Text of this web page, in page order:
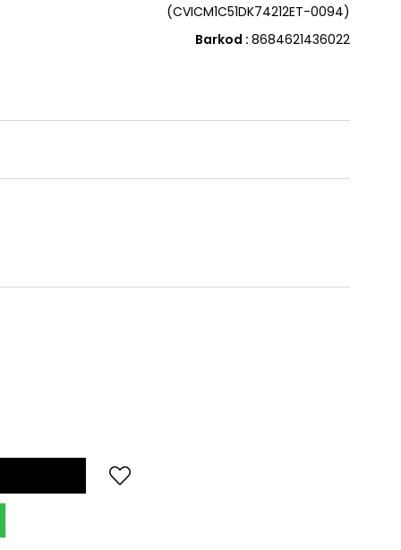
(CVICM1C51DK74212ET-0094)
Barkod : 8684621436022